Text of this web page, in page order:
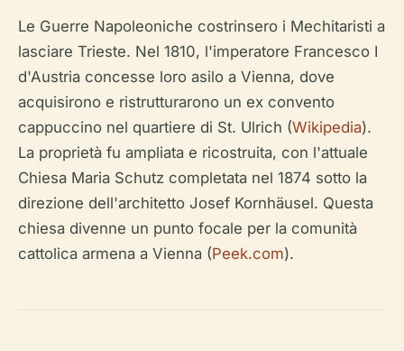
Le Guerre Napoleoniche costrinsero i Mechitaristi a
lasciare Trieste. Nel 1810, l'imperatore Francesco I
d'Austria concesse loro asilo a Vienna, dove
acquisirono e ristrutturarono un ex convento
cappuccino nel quartiere di St. Ulrich (Wikipedia).
La proprietà fu ampliata e ricostruita, con l'attuale
Chiesa Maria Schutz completata nel 1874 sotto la
direzione dell'architetto Josef Kornhäusel. Questa
chiesa divenne un punto focale per la comunità
cattolica armena a Vienna (Peek.com).